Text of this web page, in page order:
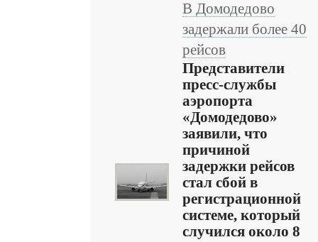
В Домодедово
задержали более 40
рейсов
Представители
пресс-службы
аэропорта
«Домодедово»
заявили, что
причиной
задержки рейсов
стал сбой в
регистрационной
системе, который
случился около 8